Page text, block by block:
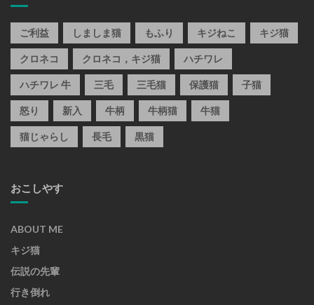
ご利益 しましま猫 もふり キジねこ キジ猫
クロネコ クロネコ，キジ猫 ハチワレ
ハチワレ 牛 三毛 三毛猫 保護猫 子猫
怒り 新入 牛柄 牛柄猫 牛猫
猫じゃらし 長毛 黒猫
おこしやす
ABOUT ME
キジ猫
伝説の先輩
行き倒れ